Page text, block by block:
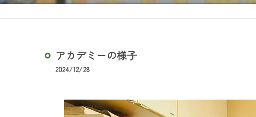
アカデミーの様子
2024/12/28